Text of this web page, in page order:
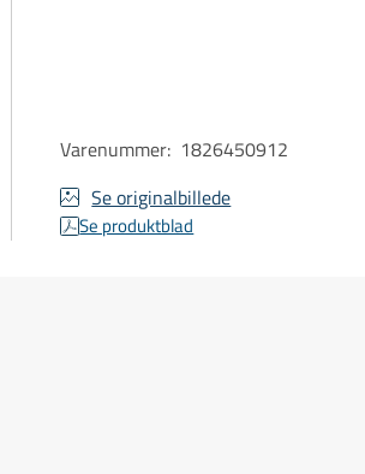
Varenummer: 1826450912
Se originalbillede
Se produktblad